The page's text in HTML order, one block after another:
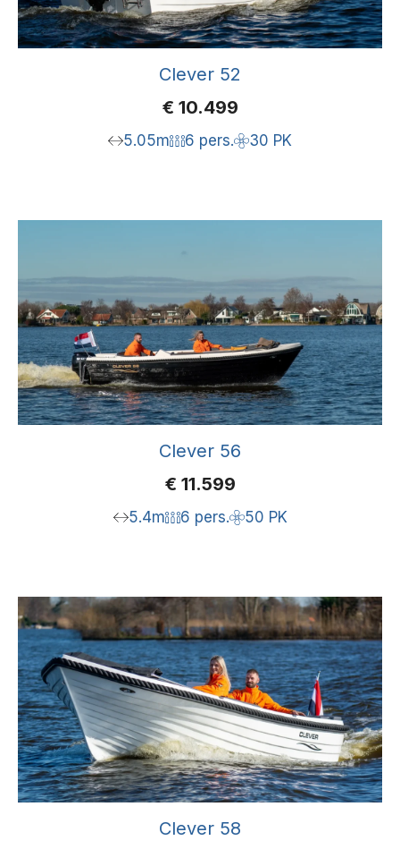
Clever 52
€ 10.499
5.05m 6 pers. 30 PK
Clever 56
€ 11.599
5.4m 6 pers. 50 PK
Clever 58